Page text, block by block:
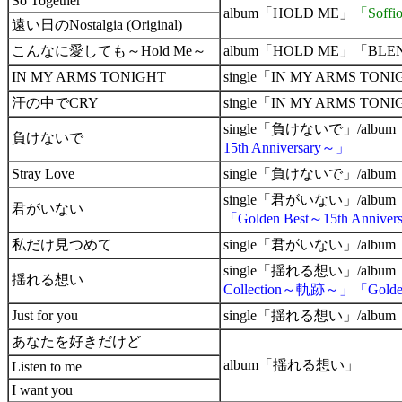
album「HOLD ME」
「
遠い日のNostalgia (Original)
こんなに愛しても～Hold Me～
album「HOLD ME」「
IN MY ARMS TONIGHT
single「IN MY ARMS
汗の中でCRY
single「IN MY ARMS
負けないで
single「負けないで」/
15th Anniversary～」
Stray Love
single「負けないで」/
君がいない
single「君がいない」/
「Golden Best～15th
私だけ見つめて
single「君がいない」/
揺れる想い
single「揺れる想い」/
Collection～軌跡～」「
Just for you
single「揺れる想い」/
あなたを好きだけど
album「揺れる想い」
Listen to me
I want you